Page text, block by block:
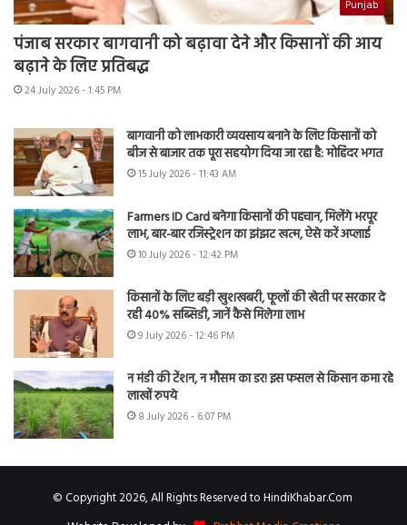
Punjab
पंजाब सरकार बागवानी को बढ़ावा देने और किसानों की आय
बढ़ाने के लिए प्रतिबद्ध
24 July 2026 - 1:45 PM
बागवानी को लाभकारी व्यवसाय बनाने के लिए किसानों को
बीज से बाजार तक पूरा सहयोग दिया जा रहा है: मोहिंदर भगत
15 July 2026 - 11:43 AM
Farmers ID Card बनेगा किसानों की पहचान, मिलेंगे भरपूर
लाभ, बार-बार रजिस्ट्रेशन का झंझट खत्म, ऐसे करें अप्लाई
10 July 2026 - 12:42 PM
किसानों के लिए बड़ी खुशखबरी, फूलों की खेती पर सरकार दे
रही 40% सब्सिडी, जानें कैसे मिलेगा लाभ
9 July 2026 - 12:46 PM
न मंडी की टेंशन, न मौसम का डर! इस फसल से किसान कमा रहे
लाखों रुपये
8 July 2026 - 6:07 PM
© Copyright 2026, All Rights Reserved to HindiKhabar.Com